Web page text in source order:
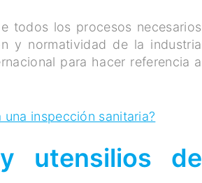
todos los procesos necesarios
y normatividad de la industria
para hacer referencia a
inspección sanitaria?
utensilios de